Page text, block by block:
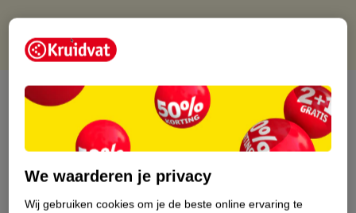
Over dit product
Productinformatie
Etiketinformatie
We waarderen je privacy
Wij gebruiken cookies om je de beste online ervaring te